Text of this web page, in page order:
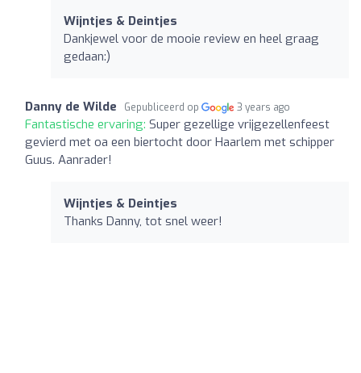
Wijntjes & Deintjes
Dankjewel voor de mooie review en heel graag
gedaan:)
Danny de Wilde Gepubliceerd op 3 years ago
Fantastische ervaring: Super gezellige vrijgezellenfeest
gevierd met oa een biertocht door Haarlem met schipper
Guus. Aanrader!
Wijntjes & Deintjes
Thanks Danny, tot snel weer!